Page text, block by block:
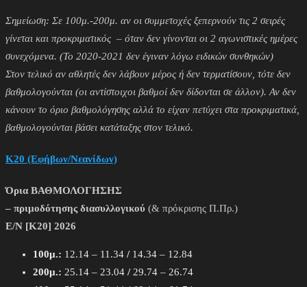
Σημείωση: Σε 100μ.-200μ. αν οι συμμετοχές ξεπερνούν τις 2 σειρές
γίνεται και προκριματικός – όταν δεν γίνονται οι 2 αγωνιστικές ημέρες
συνεχόμενα. (Το 2020-2021 δεν έγιναν λόγω ειδικών συνθηκών)
Στον τελικό αν αθλητές δεν λάβουν μέρος ή δεν τερματίσουν, τότε δεν
βαθμολογούνται (οι αντίστοιχοι βαθμοί δεν δίδονται σε άλλον). Αν δεν
κάνουν το όριο βαθμολόγησης αλλά το είχαν πετύχει στα προκριματικά,
βαθμολογούνται βάσει κατάταξης στον τελικό.
Κ20 (Εφήβων/Νεανίδων)
Όρια ΒΑΘΜΟΛΟΓΗΣΗΣ
– πριμοδότησης διασυλλογικού (& πρόκρισης Π.Πρ.)
E/N [Κ20] 2026
100μ.: 12.14 – 11.34 /14.34 – 12.84
200μ.: 25.14 – 23.04 /29.74 – 26.74